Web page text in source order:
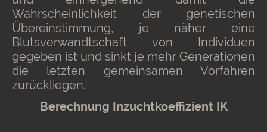
Wahrscheinlichkeit der genetischen
Übereinstimmung, je näher eine
Blutsverwandtschaft von Individuen
gegeben ist und sinkt je mehr Generationen
die letzten gemeinsamen Vorfahren
zurückliegen.
Berechnung Inzuchtkoeffizient IK